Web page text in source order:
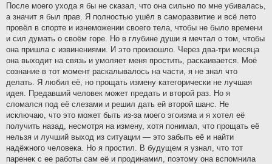
После моего ухода я бы не сказал, что она сильно по мне убивалась,
а значит я был прав. Я полностью ушёл в саморазвитие и всё лето
провёл в спорте и изнеможении своего тела, чтобы не было времени
и сил думать о своём горе. Но в глубине души я мечтал о том, чтобы
она пришла с извинениями. И это произошло. Через два-три месяца
она выходит на связь и умоляет меня простить, раскаивается. Моё
сознание в тот момент раскалывалось на части, я не знал что
делать. Я любил её, но прощать измену категорически не лучшая
идея. Предавший человек может предать и второй раз. Но я
сломался под её слезами и решил дать ей второй шанс. Не
исключаю, что это может быть из-за моего эгоизма и я хотел её
получить назад, несмотря на измену, хотя понимал, что прощать её
нельзя и лучший выход из ситуации — это забыть её и найти
надёжного человека. Но я простил. В будущем я узнал, что тот
паренек с ее работы сам её и продинамил, поэтому она вспомнила